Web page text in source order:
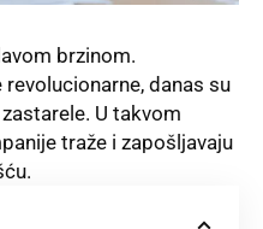
brzinom.
danas su
U takvom
traže i zapošljavaju